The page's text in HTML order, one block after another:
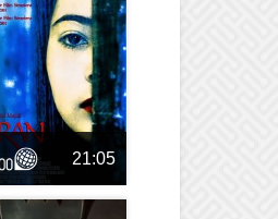
21:05